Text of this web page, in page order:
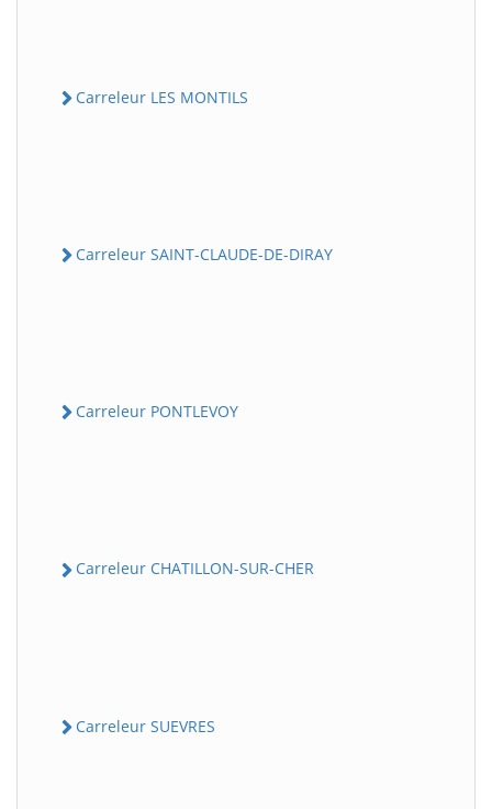
Carreleur LES MONTILS
Carreleur SAINT-CLAUDE-DE-DIRAY
Carreleur PONTLEVOY
Carreleur CHATILLON-SUR-CHER
Carreleur SUEVRES